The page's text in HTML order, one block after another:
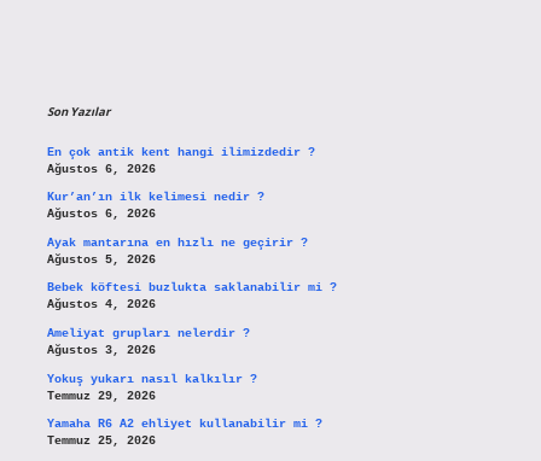
Son Yazılar
En çok antik kent hangi ilimizdedir ?
Ağustos 6, 2026
Kur’an’ın ilk kelimesi nedir ?
Ağustos 6, 2026
Ayak mantarına en hızlı ne geçirir ?
Ağustos 5, 2026
Bebek köftesi buzlukta saklanabilir mi ?
Ağustos 4, 2026
Ameliyat grupları nelerdir ?
Ağustos 3, 2026
Yokuş yukarı nasıl kalkılır ?
Temmuz 29, 2026
Yamaha R6 A2 ehliyet kullanabilir mi ?
Temmuz 25, 2026